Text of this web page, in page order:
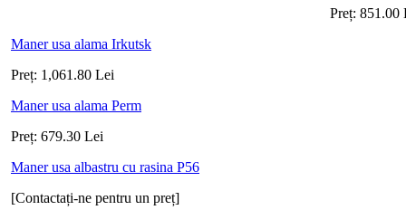
Preț: 851.00
Maner usa alama Irkutsk
Preț: 1,061.80 Lei
Maner usa alama Perm
Preț: 679.30 Lei
Maner usa albastru cu rasina P56
[Contactați-ne pentru un preț]